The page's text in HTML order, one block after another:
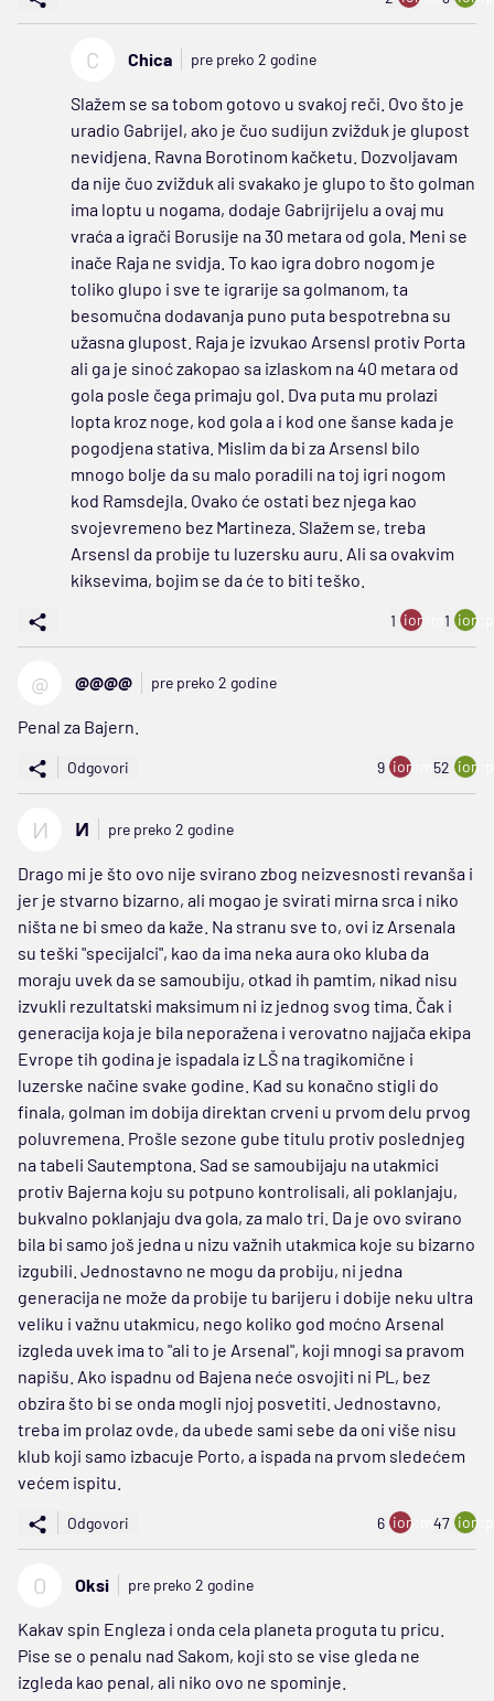
C Chica pre preko 2 godine
Slažem se sa tobom gotovo u svakoj reči. Ovo što je
uradio Gabrijel, ako je čuo sudijun zvižduk je glupost
nevidjena. Ravna Borotinom kačketu. Dozvoljavam
da nije čuo zvižduk ali svakako je glupo to što golman
ima loptu u nogama, dodaje Gabrijrijelu a ovaj mu
vraća a igrači Borusije na 30 metara od gola. Meni se
inače Raja ne svidja. To kao igra dobro nogom je
toliko glupo i sve te igrarije sa golmanom, ta
besomučna dodavanja puno puta bespotrebna su
užasna glupost. Raja je izvukao Arsensl protiv Porta
ali ga je sinoć zakopao sa izlaskom na 40 metara od
gola posle čega primaju gol. Dva puta mu prolazi
lopta kroz noge, kod gola a i kod one šanse kada je
pogodjena stativa. Mislim da bi za Arsensl bilo
mnogo bolje da su malo poradili na toj igri nogom
kod Ramsdejla. Ovako će ostati bez njega kao
svojevremeno bez Martineza. Slažem se, treba
Arsensl da probije tu luzersku auru. Ali sa ovakvim
kiksevima, bojim se da će to biti teško.
1 ion:minus
1
@ @@@@ pre preko 2 godine
Penal za Bajern.
Odgovori 9 ion:minus
52
И И pre preko 2 godine
Drago mi je što ovo nije svirano zbog neizvesnosti revanša i
jer je stvarno bizarno, ali mogao je svirati mirna srca i niko
ništa ne bi smeo da kaže. Na stranu sve to, ovi iz Arsenala
su teški "specijalci", kao da ima neka aura oko kluba da
moraju uvek da se samoubiju, otkad ih pamtim, nikad nisu
izvukli rezultatski maksimum ni iz jednog svog tima. Čak i
generacija koja je bila neporažena i verovatno najjača ekipa
Evrope tih godina je ispadala iz LŠ na tragikomične i
luzerske načine svake godine. Kad su konačno stigli do
finala, golman im dobija direktan crveni u prvom delu prvog
poluvremena. Prošle sezone gube titulu protiv poslednjeg
na tabeli Sautemptona. Sad se samoubijaju na utakmici
protiv Bajerna koju su potpuno kontrolisali, ali poklanjaju,
bukvalno poklanjaju dva gola, za malo tri. Da je ovo svirano
bila bi samo još jedna u nizu važnih utakmica koje su bizarno
izgubili. Jednostavno ne mogu da probiju, ni jedna
generacija ne može da probije tu barijeru i dobije neku ultra
veliku i važnu utakmicu, nego koliko god moćno Arsenal
izgleda uvek ima to "ali to je Arsenal", koji mnogi sa pravom
napišu. Ako ispadnu od Bajena neće osvojiti ni PL, bez
obzira što bi se onda mogli njoj posvetiti. Jednostavno,
treba im prolaz ovde, da ubede sami sebe da oni više nisu
klub koji samo izbacuje Porto, a ispada na prvom sledećem
većem ispitu.
Odgovori 6 ion:minus
47
O Oksi pre preko 2 godine
Kakav spin Engleza i onda cela planeta proguta tu pricu.
Pise se o penalu nad Sakom, koji sto se vise gleda ne
izgleda kao penal, ali niko ovo ne spominje.